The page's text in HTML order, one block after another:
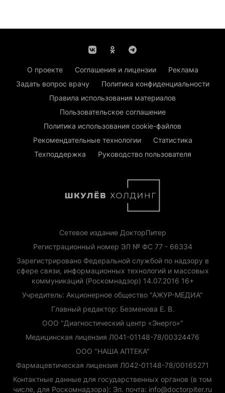
О проекте Соглашения и лицензии
Реклама
Задать вопрос врачу
Политика конфиденциальности
Правила использования материалов
Пользовательское соглашение
Политика использования cookie-файлов
Рекомендательные технологии
Статистика
Техподдержка
Руководство пользователя
Сетевое издание ДокторПитер
Регистрационный номер ЭЛ № ФС 77 - 66334
Зарегистрировано Федеральной службой по надзору в
сфере связи, информационных технологий и массовых
коммуникаций (Роскомнадзор) 14.07.2016 16+
Учредитель: Акционерное общество "АЖУР-МЕДИА"
Главный редактор: Безменова Е. В.
ООО "Диагностический центр «Энерго»"
Медицинская лицензия Л041-01148-78/00324476
ООО "НАША АПТЕКА"
Фармацевтическая лицензия Л042-01148-78/00165271
Контактные данные для государственных органов (в том
числе, для Роскомнадзора): Эл. почта: info@doctorpiter.ru